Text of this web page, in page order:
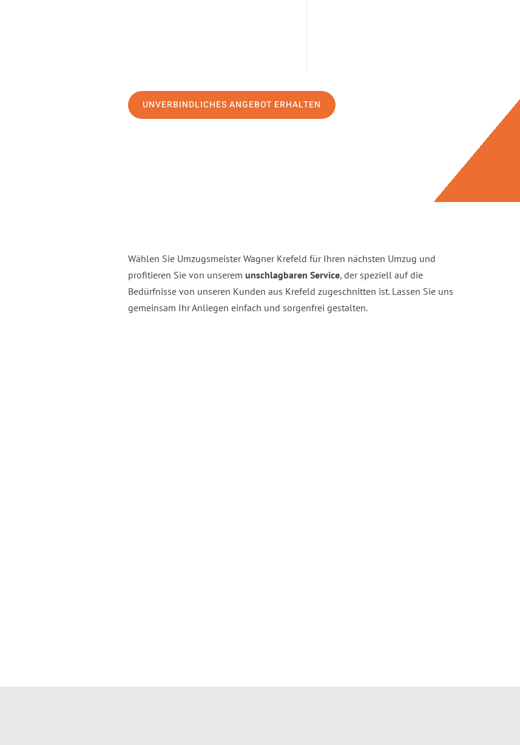
UNVERBINDLICHES ANGEBOT ERHALTEN
Wählen Sie Umzugsmeister Wagner Krefeld für Ihren nächsten Umzug und
profitieren Sie von unserem unschlagbaren Service, der speziell auf die
Bedürfnisse von unseren Kunden aus Krefeld zugeschnitten ist. Lassen Sie uns
gemeinsam Ihr Anliegen einfach und sorgenfrei gestalten.